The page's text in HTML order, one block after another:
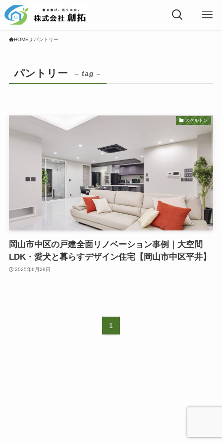
HOME パントリー
パントリー – tag –
スケルトン
岡山市中区の戸建全面リノベーション事例｜大空間
LDK・愛犬と暮らすデザイン住宅【岡山市中区平井】
2025年6月29日
1